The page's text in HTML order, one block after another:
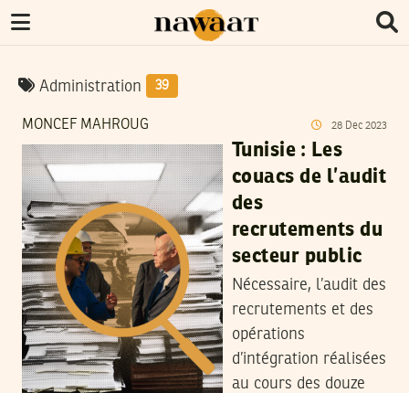
Administration 39
MONCEF MAHROUG 28 Dec 2023
Tunisie : Les
couacs de l’audit
des
recrutements du
secteur public
Nécessaire, l’audit des
recrutements et des
opérations
d’intégration réalisées
au cours des douze